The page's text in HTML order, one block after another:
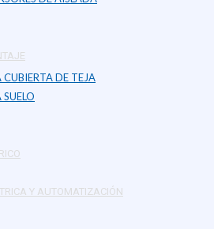
CUBIERTA DE TEJA
SUELO
Y AUTOMATIZACIÓN